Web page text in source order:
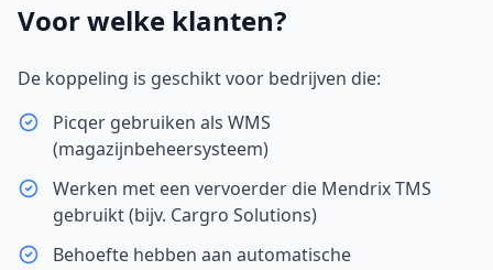
Voor welke klanten?
De koppeling is geschikt voor bedrijven die:
Picqer gebruiken als WMS
(magazijnbeheersysteem)
Werken met een vervoerder die Mendrix TMS
gebruikt (bijv. Cargro Solutions)
Behoefte hebben aan automatische